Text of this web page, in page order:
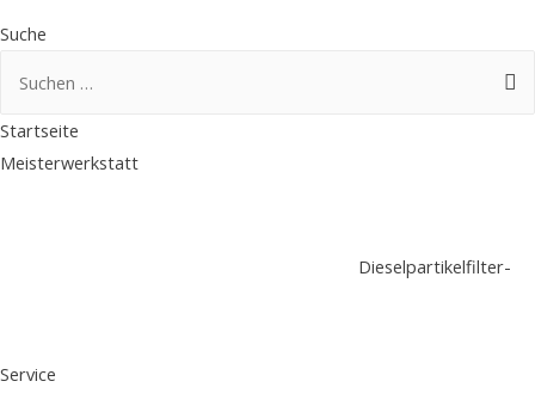
Suche
Startseite
Meisterwerkstatt
Dieselpartikelfilter-
Service